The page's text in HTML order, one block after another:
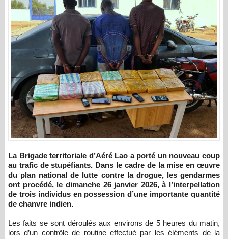
La Brigade territoriale d’Aéré Lao a porté un nouveau coup
au trafic de stupéfiants. Dans le cadre de la mise en œuvre
du plan national de lutte contre la drogue, les gendarmes
ont procédé, le dimanche 26 janvier 2026, à l’interpellation
de trois individus en possession d’une importante quantité
de chanvre indien.
Les faits se sont déroulés aux environs de 5 heures du matin,
lors d’un contrôle de routine effectué par les éléments de la